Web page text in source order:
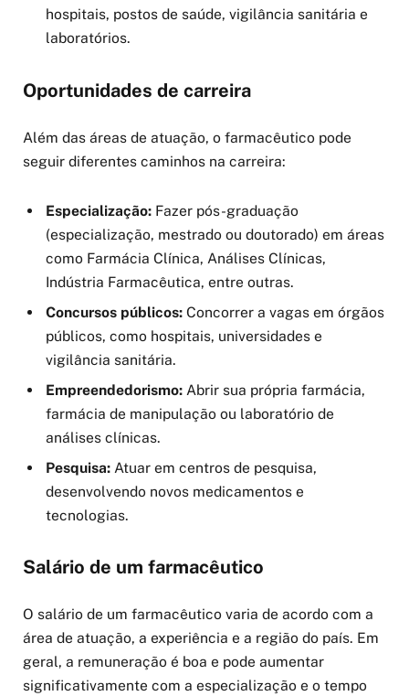
hospitais, postos de saúde, vigilância sanitária e
laboratórios.
Oportunidades de carreira
Além das áreas de atuação, o farmacêutico pode
seguir diferentes caminhos na carreira:
Especialização: Fazer pós-graduação
(especialização, mestrado ou doutorado) em áreas
como Farmácia Clínica, Análises Clínicas,
Indústria Farmacêutica, entre outras.
Concursos públicos: Concorrer a vagas em órgãos
públicos, como hospitais, universidades e
vigilância sanitária.
Empreendedorismo: Abrir sua própria farmácia,
farmácia de manipulação ou laboratório de
análises clínicas.
Pesquisa: Atuar em centros de pesquisa,
desenvolvendo novos medicamentos e
tecnologias.
Salário de um farmacêutico
O salário de um farmacêutico varia de acordo com a
área de atuação, a experiência e a região do país. Em
geral, a remuneração é boa e pode aumentar
significativamente com a especialização e o tempo